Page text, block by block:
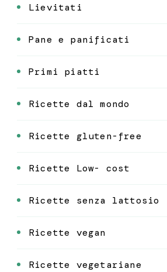
Lievitati
Pane e panificati
Primi piatti
Ricette dal mondo
Ricette gluten-free
Ricette Low- cost
Ricette senza lattosio
Ricette vegan
Ricette vegetariane